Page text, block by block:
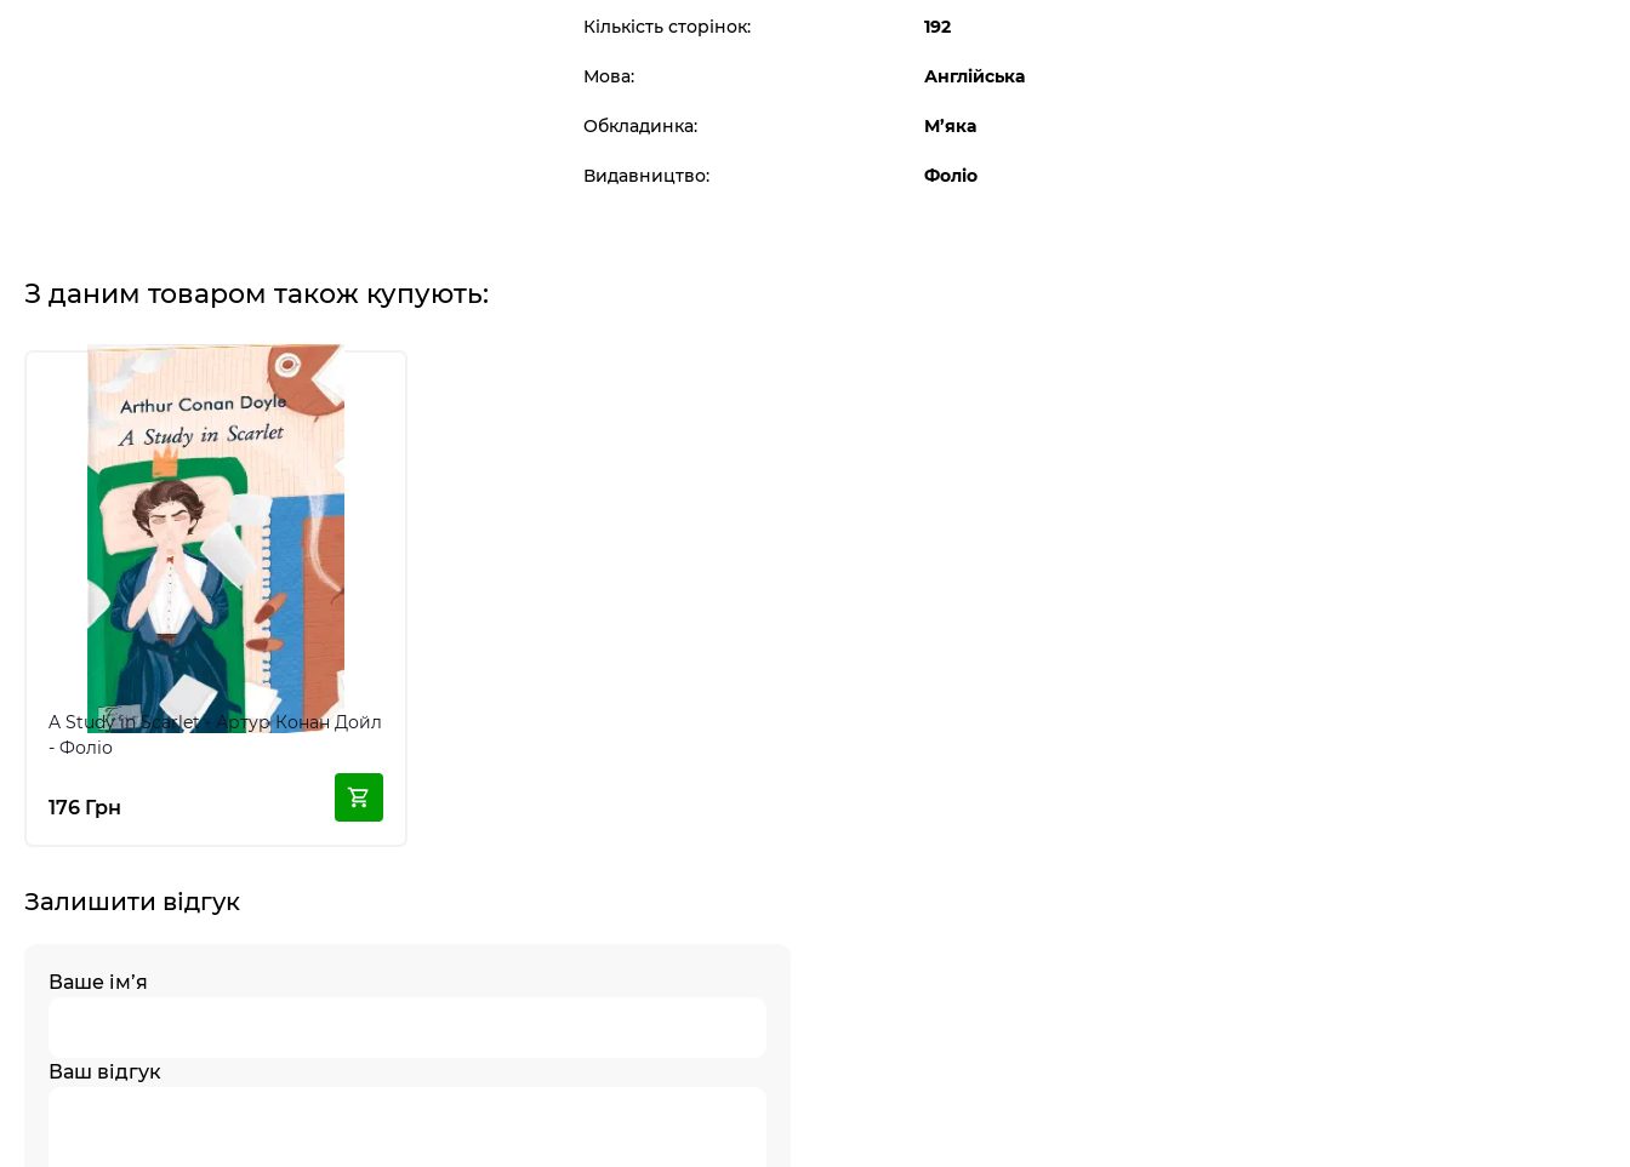
Кількість сторінок: 192
Мова: Англійська
Обкладинка: М’яка
Видавництво: Фоліо
З даним товаром також купують:
A Study in Scarlet - Артур Конан Дойл
- Фоліо
176 Грн
Залишити відгук
Ваше ім’я
Ваш відгук